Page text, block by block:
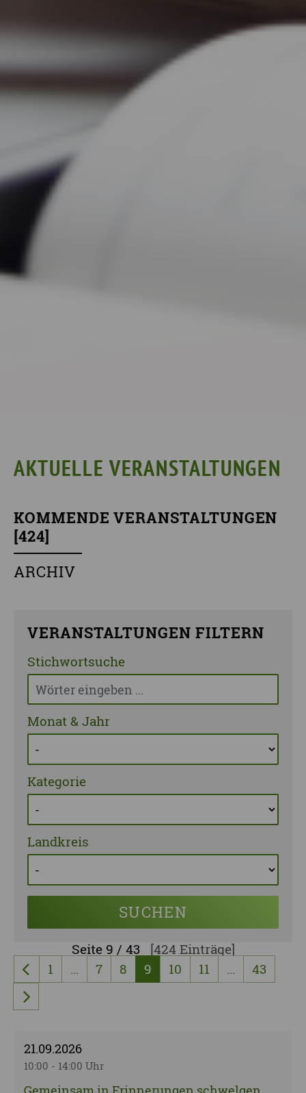
AKTUELLE VERANSTALTUNGEN
KOMMENDE VERANSTALTUNGEN
[424]
ARCHIV
VERANSTALTUNGEN FILTERN
Stichwortsuche
Monat & Jahr
Kategorie
Landkreis
SUCHEN
Seite 9 / 43
[424 Einträge]
vorherige Seite
1 … 7 8 9 10 11 … 43
nächste Seite
21.09.2026
10:00 - 14:00 Uhr